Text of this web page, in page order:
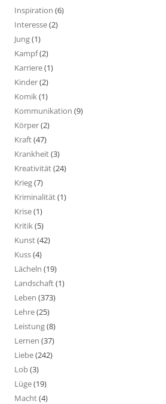
Inspiration (6)
Interesse(2)
Jung(1)
Kampf(2)
Karriere(1)
Kinder(2)
Komik(1)
Kommunikation (9)
Körper(2)
Kraft(47)
Krankheit(3)
Kreativität(24)
Krieg(7)
Kriminalität(1)
Krise(1)
Kritik(5)
Kunst(42)
Kuss(4)
Lächeln (19)
Landschaft(1)
Leben (373)
Lehre(25)
Leistung(8)
Lernen (37)
Liebe(242)
Lob(3)
Lüge(19)
Macht(4)